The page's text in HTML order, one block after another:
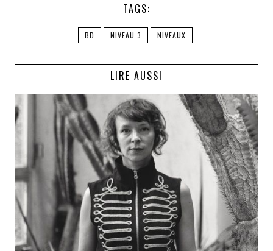
TAGS:
BD NIVEAU 3 NIVEAUX
LIRE AUSSI